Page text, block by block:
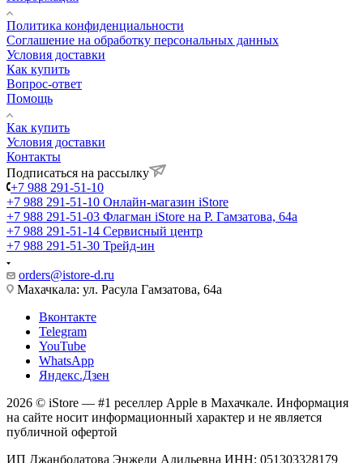
Политика конфиденциальности
Соглашение на обработку персональных данных
Условия доставки
Как купить
Вопрос-ответ
Помощь
Как купить
Условия доставки
Контакты
Подписаться на рассылку
+7 988 291-51-10
+7 988 291-51-10 Онлайн-магазин iStore
+7 988 291-51-03 Флагман iStore на Р. Гамзатова, 64а
+7 988 291-51-14 Сервисный центр
+7 988 291-51-30 Трейд-ин
orders@istore-d.ru
Махачкала: ул. Расула Гамзатова, 64а
Вконтакте
Telegram
YouTube
WhatsApp
Яндекс.Дзен
2026 © iStore — #1 реселлер Apple в Махачкале. Информация
на сайте носит информационный характер и не является
публичной офертой
ИП Джанболатова Энжели Адильевна ИНН: 051303328179